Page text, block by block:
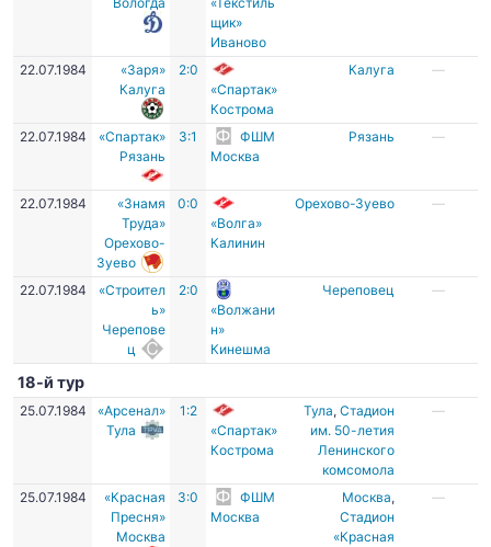
щик»
Иваново
22.07.1984
«Заря»
Калуга
2:0
«Спартак»
Кострома
Калуга —
22.07.1984
«Спартак»
Рязань
3:1
ФШМ
Москва
Рязань —
22.07.1984
«Знамя
Труда»
Орехово-
Зуево
0:0
«Волга»
Калинин
Орехово-Зуево —
22.07.1984
«Строител
ь»
Черепове
ц
2:0
«Волжани
н»
Кинешма
Череповец —
18-й тур
25.07.1984
«Арсенал»
Тула
1:2
«Спартак»
Кострома
Тула,Стадион
им. 50-летия
Ленинского
комсомола
—
25.07.1984
«Красная
Пресня»
Москва
3:0
ФШМ
Москва
Москва,
Стадион
«Красная
—